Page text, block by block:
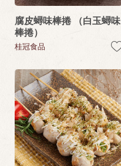
腐皮蟳味棒捲 （白玉蟳味
棒捲）
桂冠食品